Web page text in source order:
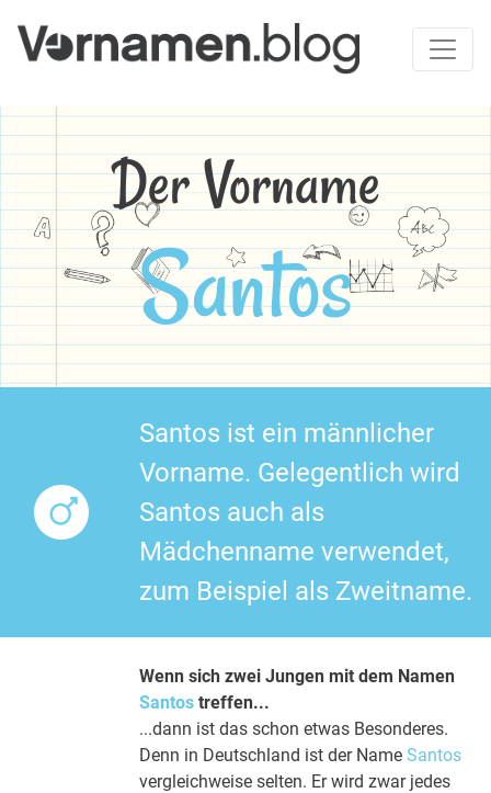
Der Vorname
Santos
Santos ist ein männlicher
Vorname. Gelegentlich wird
Santos auch als
Mädchenname verwendet,
zum Beispiel als Zweitname.
Wenn sich zwei Jungen mit dem Namen
Santos treffen...
...dann ist das schon etwas Besonderes.
Denn in Deutschland ist der Name Santos
vergleichweise selten. Er wird zwar jedes